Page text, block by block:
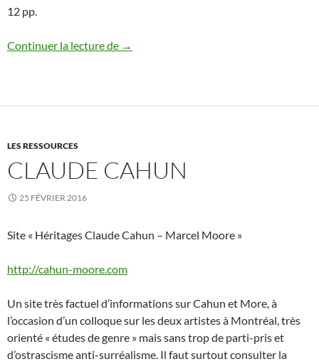
12 pp.
Continuer la lecture de N° 123, janvier – février 2016
→
LES RESSOURCES
CLAUDE CAHUN
25 FÉVRIER 2016
Site « Héritages Claude Cahun – Marcel Moore »
http://cahun-moore.com
Un site très factuel d’informations sur Cahun et More, à
l’occasion d’un colloque sur les deux artistes à Montréal, très
orienté « études de genre » mais sans trop de parti-pris et
d’ostrascisme anti-surréalisme. Il faut surtout consulter la